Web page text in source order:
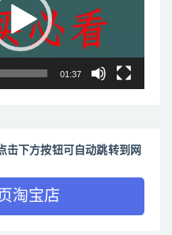
01:37
击下方按钮可自动跳转到网
淘宝店